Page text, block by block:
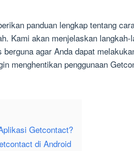
panduan lengkap tentang
Kami akan menjelaskan langkah-
agar Anda dapat
menghentikan penggunaan
Getcontact?
di Android